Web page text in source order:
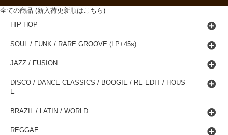
全ての商品 (新入荷更新順はこちら)
HIP HOP
SOUL / FUNK / RARE GROOVE (LP+45s)
JAZZ / FUSION
DISCO / DANCE CLASSICS / BOOGIE / RE-EDIT / HOUS
E
BRAZIL / LATIN / WORLD
REGGAE